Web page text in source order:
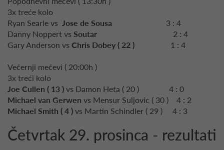
3x treće kolo
Ryan Searle vs Jose de Sousa
3 : 4
Danny Noppert vs Soutar 2 : 4
Gary Anderson vs Chris Dobey ( 22 ) 1 : 4
Večernji mečevi ( 20:00h )
3x treći kolo
Joe Cullen ( 13 ) vs Damon Heta ( 20 ) 4 : 0
Michael van Gerwen vs Mensur Suljovic ( 30 )
4 : 2
Michael Smith ( 4 ) vs Martin Schindler ( 29 ) 4 : 3
Četvrtak 29. prosinca - rezultati